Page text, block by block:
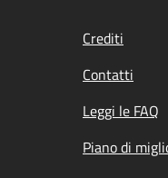
Crediti
Contatti
Leggi le FAQ
Piano di